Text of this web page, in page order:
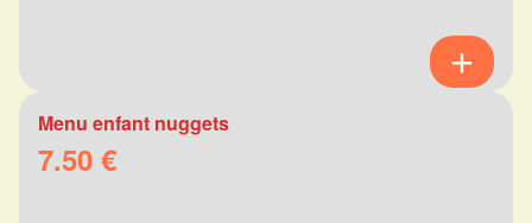
Menu enfant nuggets
7.50 €